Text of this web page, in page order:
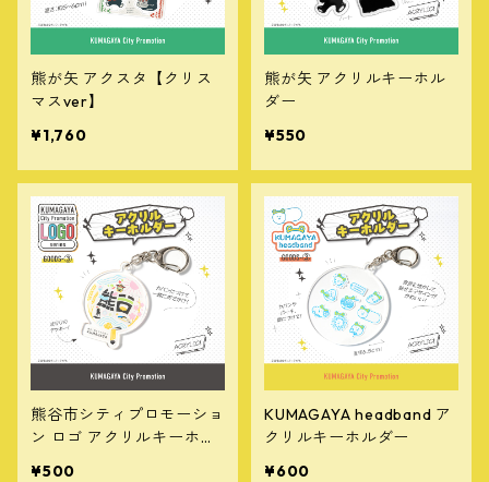
熊が矢 アクスタ【クリス
マスver】
¥1,760
熊が矢 アクリルキーホル
ダー
¥550
熊谷市シティプロモーショ
ン ロゴ アクリルキーホル
¥500
KUMAGAYA headband ア
クリルキーホルダー
¥600